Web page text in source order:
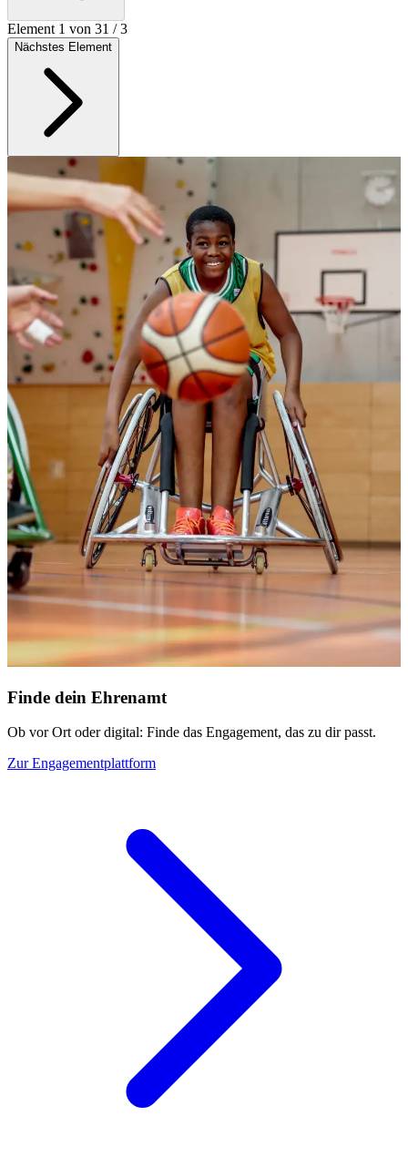
Element 1 von 31 /3
Nächstes Element
Finde dein Ehrenamt
Ob vor Ort oder digital: Finde das Engagement, das zu dir passt.
Zur Engagementplattform